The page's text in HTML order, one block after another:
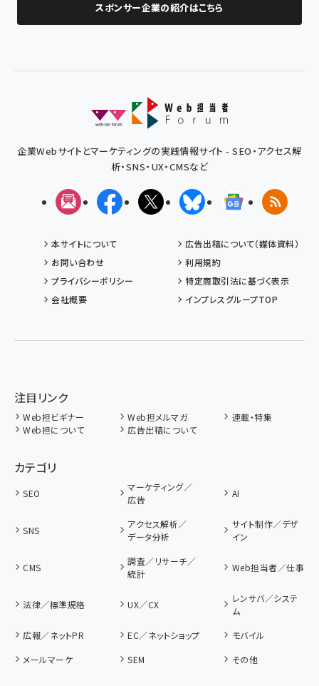
スポンサー企業の紹介はこちら
企業Webサイトとマーケティングの実践情報サイト - SEO・アクセス解
析・SNS・UX・CMSなど
メルマガFacebookX(エックス)BlueskyGoogleニュ
RSS
本サイトについて
広告出稿について（媒体資料）
お問い合わせ
利用規約
プライバシーポリシー
特定商取引法に基づく表示
会社概要
インプレスグループTOP
注目リンク
Web担ビギナー Web担メルマガ
連載・特集
Web担について
広告出稿について
カテゴリ
SEO
マーケティング／
広告
AI
SNS
アクセス解析／
データ分析
サイト制作／デザ
イン
CMS
調査／リサーチ／
統計
Web担当者／仕事
法律／標準規格 UX／CX
レンサバ／システ
ム
広報／ネットPR
EC／ネットショップ
モバイル
メールマーケ
SEM その他